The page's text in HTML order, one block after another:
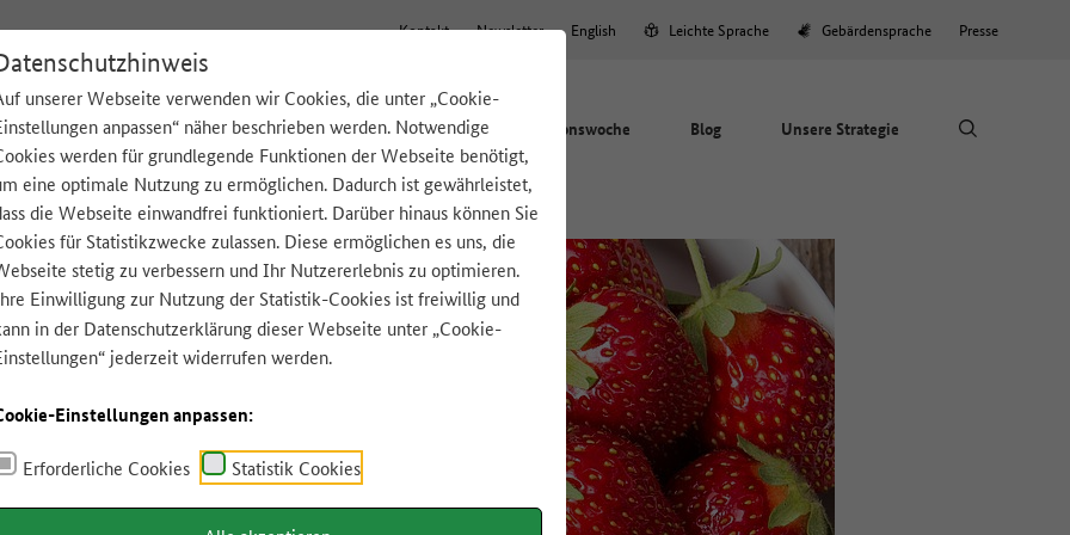
unserer Webseite verwenden wir Cookies, die unter „Cookie-
anpassen“ näher beschrieben werden. Notwendige
werden für grundlegende Funktionen der Webseite benötigt,
eine optimale Nutzung zu ermöglichen. Dadurch ist gewährleistet,
die Webseite einwandfrei funktioniert. Darüber hinaus können Sie
für Statistikzwecke zulassen. Diese ermöglichen es uns, die
stetig zu verbessern und Ihr Nutzererlebnis zu optimieren.
Einwilligung zur Nutzung der Statistik-Cookies ist freiwillig und
in der Datenschutzerklärungdieser Webseite unter „Cookie-
jederzeit widerrufen werden.
Einstellungen anpassen:
Erforderliche Cookies Statistik Cookies
Kontakt Newsletter English Leichte Sprache Gebärdensprache Presse
Tipps für zu Hause Lebensmittel A-Z App Aktionswoche Blog Unsere Strategie